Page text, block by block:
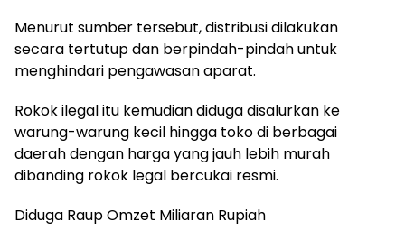
Menurut sumber tersebut, distribusi dilakukan
secara tertutup dan berpindah-pindah untuk
menghindari pengawasan aparat.
Rokok ilegal itu kemudian diduga disalurkan ke
warung-warung kecil hingga toko di berbagai
daerah dengan harga yang jauh lebih murah
dibanding rokok legal bercukai resmi.
Diduga Raup Omzet Miliaran Rupiah